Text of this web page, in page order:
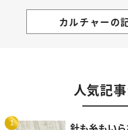
カルチャーの
人気記
1